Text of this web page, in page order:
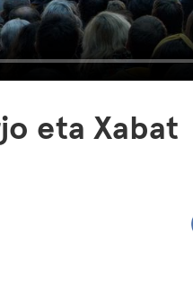
eta Xabat